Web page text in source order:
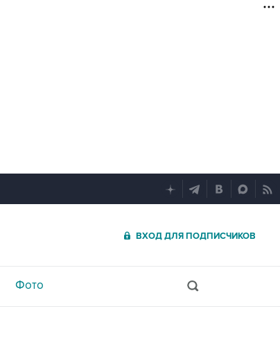
ВХОД ДЛЯ ПОДПИСЧИКОВ
Фото